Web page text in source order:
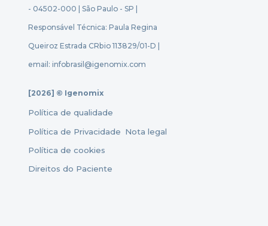
- 04502-000 | São Paulo - SP |
Responsável Técnica: Paula Regina
Queiroz Estrada CRbio 113829/01-D |
email: infobrasil@igenomix.com
[2026] © Igenomix
Política de qualidade
Política de Privacidade Nota legal
Política de cookies
Direitos do Paciente